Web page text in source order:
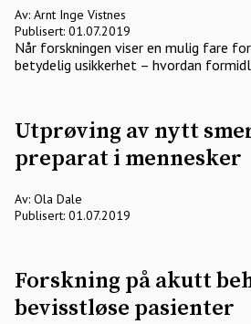
Av: Arnt Inge Vistnes
Publisert: 01.07.2019
Når forskningen viser en mulig fare
betydelig usikkerhet – hvordan
Utprøving av nytt
preparat i mennesker
Av: Ola Dale
Publisert: 01.07.2019
Forskning på akutt
bevisstløse pasienter